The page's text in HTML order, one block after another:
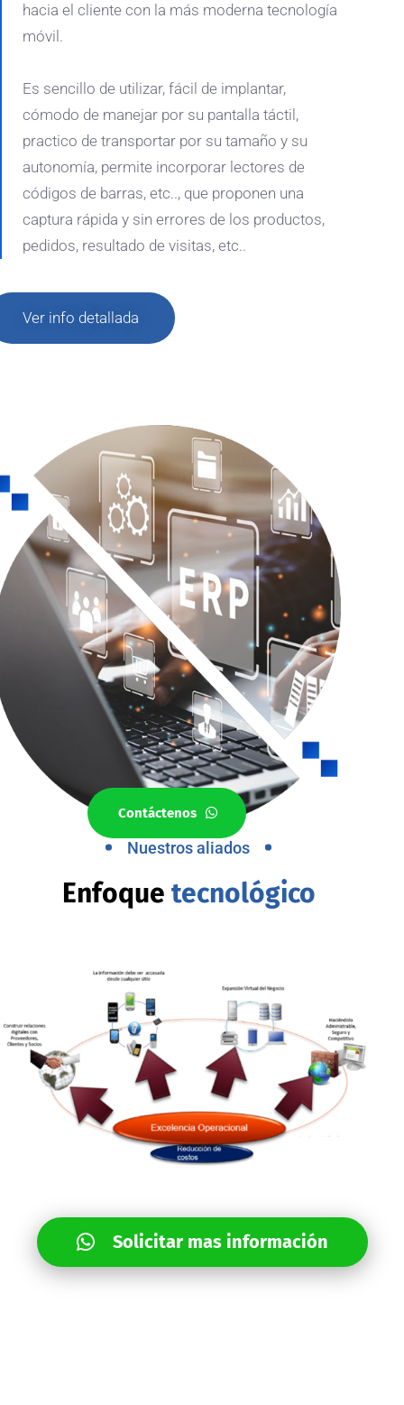
hacia el cliente con la más moderna tecnología
móvil.
Es sencillo de utilizar, fácil de implantar,
cómodo de manejar por su pantalla táctil,
practico de transportar por su tamaño y su
autonomía, permite incorporar lectores de
códigos de barras, etc.., que proponen una
captura rápida y sin errores de los productos,
pedidos, resultado de visitas, etc..
Ver info detallada
Contáctenos
Nuestros aliados
Enfoque tecnológico
Solicitar mas información